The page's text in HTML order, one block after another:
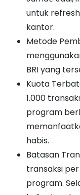
untuk
kantor.
Metode
BRI yang
Kuota
1.000
program
habis.
Batasan
transaksi
program.